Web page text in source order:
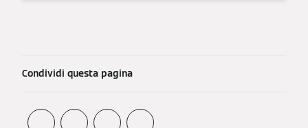
Condividi questa pagina